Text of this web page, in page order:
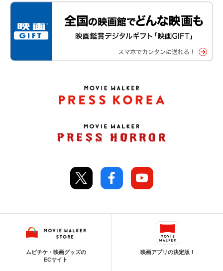
ムビチケ・映画グッズの
ECサイト
映画アプリの決定版！